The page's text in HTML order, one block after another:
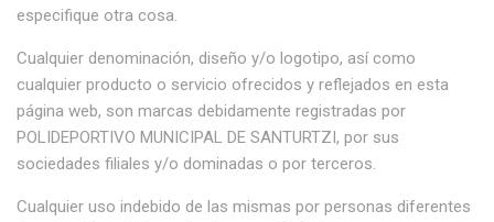
especifique otra cosa.
Cualquier denominación, diseño y/o logotipo, así como
cualquier producto o servicio ofrecidos y reflejados en esta
página web, son marcas debidamente registradas por
POLIDEPORTIVO MUNICIPAL DE SANTURTZI, por sus
sociedades filiales y/o dominadas o por terceros.
Cualquier uso indebido de las mismas por personas diferentes